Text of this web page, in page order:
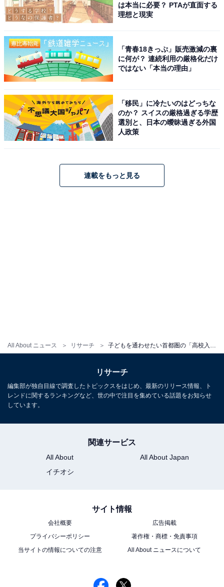
All About ニュース リサーチ
こちらもおすすめ
出身と聞いてすごいと思う首都圏の「高校入試
がある私立高校」ランキング！ 開成高等学校に
次ぐ2位は？
は本当に必要？ PTAが直面する
理想と現実
「青春18きっぷ」販売激減の裏
に何が？ 連続利用の厳格化だけ
ではない「本当の理由」
「移民」に冷たいのはどっちな
のか？ スイスの厳格過ぎる学歴
選別と、日本の曖昧過ぎる外国
人政策
連載をもっと見る
リサーチ
編集部が独自目線で調査したトピックスをはじめ、最新のリリース情報、ト
レンドに関するランキングなど、世の中で注目を集めている話題をお知らせ
しています。
関連サービス
All About
All About Japan
イチオシ
サイト情報
会社概要
広告掲載
プライバシーポリシー
著作権・商標・免責事項
当サイトの情報についての注意
All About ニュースについて